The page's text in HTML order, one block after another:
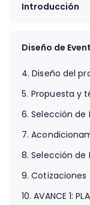
Introducción
flores?
Diseño de
4. Diseño del
5. Propuesta y
6. Selección de
7.
8. Selección de
9. Cotizaciones
10. AVANCE 1: